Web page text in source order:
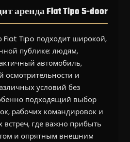
аренда Fiat Tipo 5-door
Fiat Tipo подходит широкой,
публике: людям,
автомобиль,
осмотрительности и
условий без
подходящий выбор
рабочих командировок и
где важно прибыть
и опрятным внешним